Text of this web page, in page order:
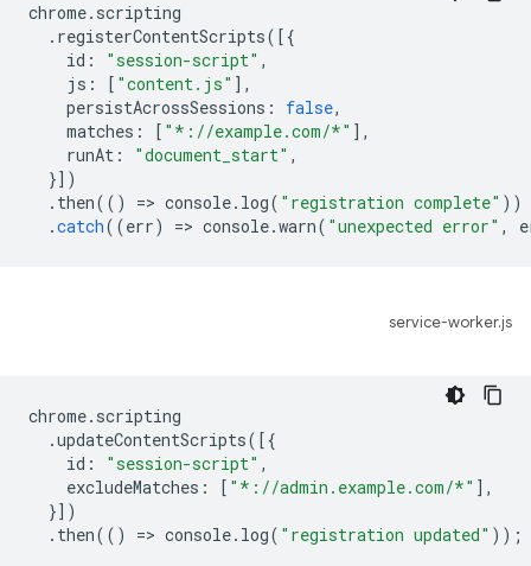
chrome. scripting
. registerContentScripts([{
id : "session-script" ,
js : [ "content.js" ],
persistAcrossSessions : false,
matches : [ "*://example.com/*" ],
runAt : "document_start" ,
}])
. then(() => console. log( "registration complete" ))
.catch((err) => console.warn( "unexpected error" ,
service-worker.js
chrome. scripting
.updateContentScripts([{
id : "session-script" ,
excludeMatches : [ "*://admin.example.com/*" ],
}])
. then(() => console. log( "registration updated" ));